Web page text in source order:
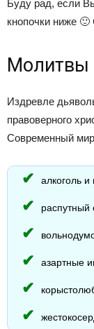
Буду рад, если
кнопочки ниже
Молитвы
Издревле
правоверного
Современный мир
алкоголь
распутный
азартные